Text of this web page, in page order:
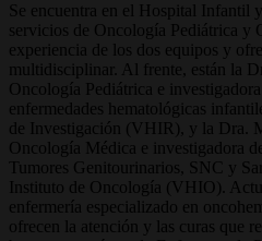
Se encuentra en el Hospital Infantil
servicios de Oncología Pediátrica y
experiencia de los dos equipos y
multidisciplinar. Al frente, están la
Oncología Pediátrica e
enfermedades hematológicas
de Investigación (VHIR), y la Dra.
Oncología Médica e investigadora
Tumores Genitourinarios, SNC y
Instituto de Oncología (VHIO).
enfermería especializado en
ofrecen la atención y las curas que